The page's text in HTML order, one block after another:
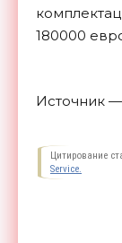
180000
Источник
Цитирование
Service.